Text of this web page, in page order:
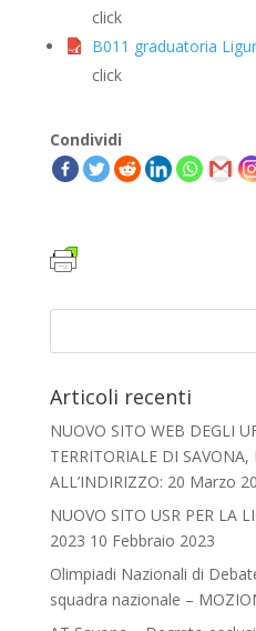
click
B011 graduatoria
click
Condividi
Articoli recenti
NUOVO SITO WEB DEGLI
TERRITORIALE DI SAVONA,
ALL’INDIRIZZO: 20 Marzo
NUOVO SITO USR PER LA
2023 10 Febbraio 2023
Olimpiadi Nazionali di
squadra nazionale –